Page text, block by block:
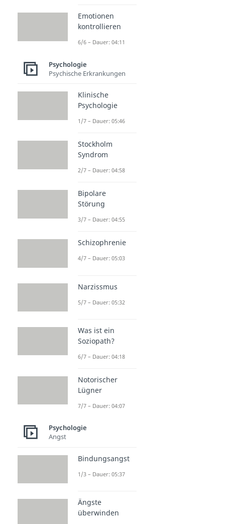
Emotionen
kontrollieren
6/6 – Dauer: 04:11
Psychologie
Psychische Erkrankungen
Klinische
Psychologie
1/7 – Dauer: 05:46
Stockholm
Syndrom
2/7 – Dauer: 04:58
Bipolare
Störung
3/7 – Dauer: 04:55
Schizophrenie
4/7 – Dauer: 05:03
Narzissmus
5/7 – Dauer: 05:32
Was ist ein
Soziopath?
6/7 – Dauer: 04:18
Notorischer
Lügner
7/7 – Dauer: 04:07
Psychologie
Angst
Bindungsangst
1/3 – Dauer: 05:37
Ängste
überwinden